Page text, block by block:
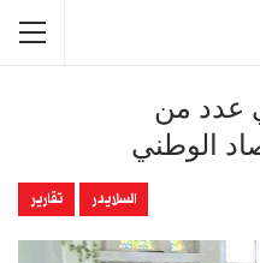
عدد من
الوطني
السلايدر تقارير